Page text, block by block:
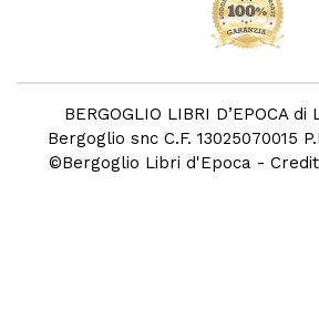
BERGOGLIO LIBRI D’EPOCA
Bergoglio snc C.F. 13025070015
©Bergoglio Libri d'Epoca -